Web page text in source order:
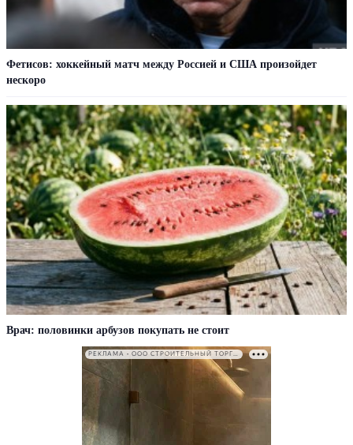
Фетисов: хоккейный матч между Россией и США произойдет
нескоро
Врач: половинки арбузов покупать не стоит
РЕКЛАМА • ООО СТРОИТЕЛЬНЫЙ ТОРГОВЫЙ ДОМ «ПЕТРОВИЧ». ИНН: 7802348846